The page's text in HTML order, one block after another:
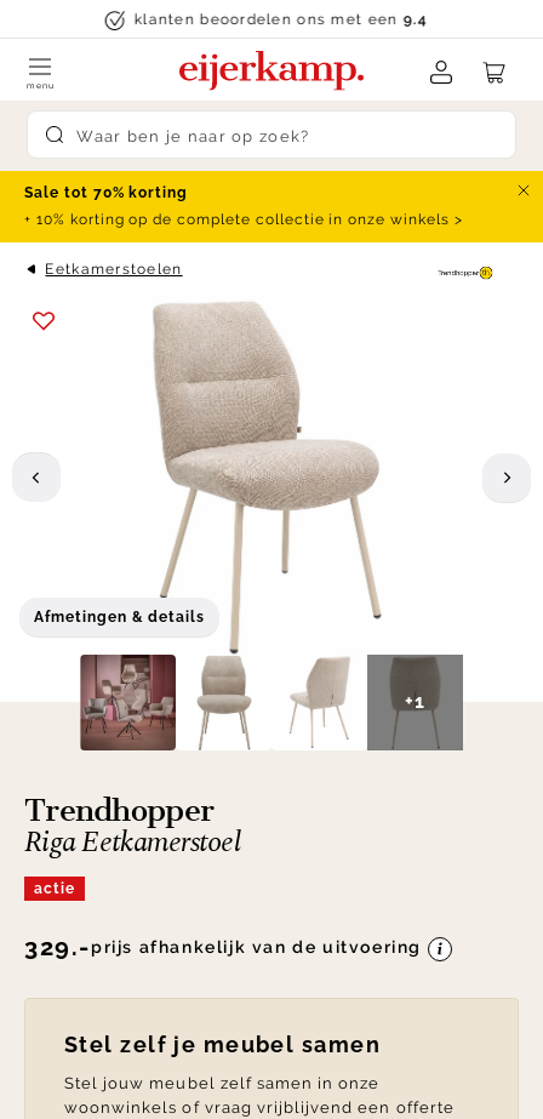
Skip to contentklanten beoordelen ons met een9.4
Submit search
menu
Sale tot 70% korting
+ 10% korting op de complete collectie in onze winkels >
Eetkamerstoelen
Afmetingen & details
+1
Trendhopper
Riga Eetkamerstoel
actie
329.-prijs afhankelijk van de uitvoering
Stel zelf je meubel samen
Stel jouw meubel zelf samen in onze
woonwinkels of vraag vrijblijvend een offerte